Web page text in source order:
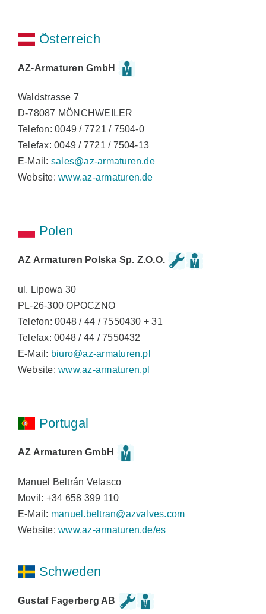
Österreich
AZ-Armaturen GmbH
Waldstrasse 7
D-78087 MÖNCHWEILER
Telefon: 0049 / 7721 / 7504-0
Telefax: 0049 / 7721 / 7504-13
E-Mail: sales@az-armaturen.de
Website:www.az-armaturen.de
Polen
AZ Armaturen Polska Sp. Z.O.O.
ul. Lipowa 30
PL-26-300 OPOCZNO
Telefon: 0048 / 44 / 7550430 + 31
Telefax: 0048 / 44 / 7550432
E-Mail: biuro@az-armaturen.pl
Website:www.az-armaturen.pl
Portugal
AZ Armaturen GmbH
Manuel Beltrán Velasco
Movil: +34 658 399 110
E-Mail: manuel.beltran@azvalves.com
Website:www.az-armaturen.de/es
Schweden
Gustaf Fagerberg AB